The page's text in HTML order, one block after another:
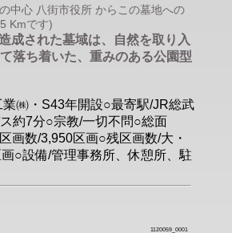
中心 八街市役所 からこの墓地への
Kmです)
成された墓域は、自然を取り入
落ち着いた、重みのある公園型
㈱・S43年開設○最寄駅/JR総武
約7分○宗教/一切不問○総面
画数/3,950区画○残区画数/大・
○設備/管理事務所、休憩所、駐
1120059_0001